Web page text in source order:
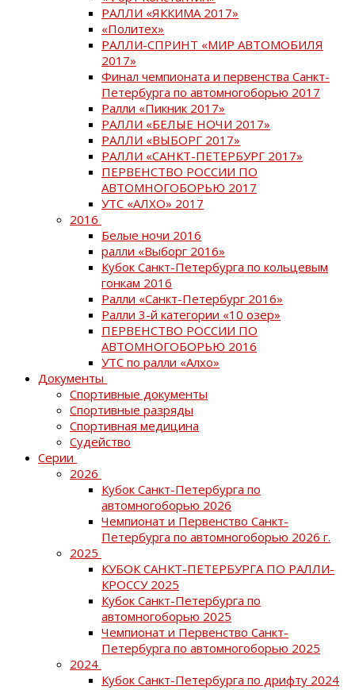
РАЛЛИ «ЯККИМА 2017»
«Политех»
РАЛЛИ-СПРИНТ «МИР АВТОМОБИЛЯ
2017»
Финал чемпионата и первенства Санкт-
Петербурга по автомногоборью 2017
Ралли «Пикник 2017»
РАЛЛИ «БЕЛЫЕ НОЧИ 2017»
РАЛЛИ «ВЫБОРГ 2017»
РАЛЛИ «САНКТ-ПЕТЕРБУРГ 2017»
ПЕРВЕНСТВО РОССИИ ПО
АВТОМНОГОБОРЬЮ 2017
УТС «АЛХО» 2017
2016
Белые ночи 2016
ралли «Выборг 2016»
Кубок Санкт-Петербурга по кольцевым
гонкам 2016
Ралли «Санкт-Петербург 2016»
Ралли 3-й категории «10 озер»
ПЕРВЕНСТВО РОССИИ ПО
АВТОМНОГОБОРЬЮ 2016
УТС по ралли «Алхо»
Документы
Спортивные документы
Спортивные разряды
Спортивная медицина
Судейство
Серии
2026
Кубок Санкт-Петербурга по
автомногоборью 2026
Чемпионат и Первенство Санкт-
Петербурга по автомногоборью 2026 г.
2025
КУБОК САНКТ-ПЕТЕРБУРГА ПО РАЛЛИ-
КРОССУ 2025
Кубок Санкт-Петербурга по
автомногоборью 2025
Чемпионат и Первенство Санкт-
Петербурга по автомногоборью 2025
2024
Кубок Санкт-Петербурга по дрифту 2024